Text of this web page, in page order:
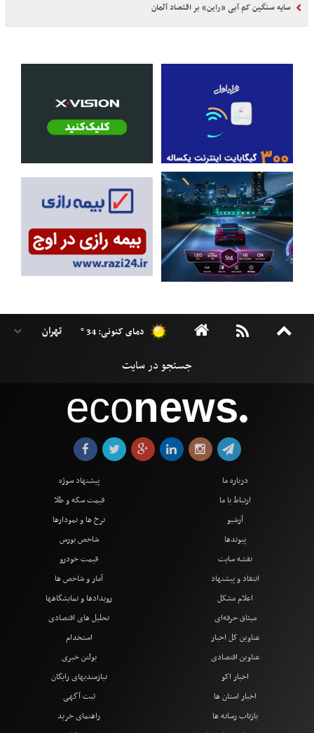
سایه سنگین کم آبی «راین» بر اقتصاد آلمان
دمای کنونی: 34 °
econews●
درباره ما
ارتباط با ما
آرشیو
پیوندها
نقشه سایت
انتقاد و پیشنهاد
اعلام مشکل
میثاق حرفه‌ای
پیشنهاد سوژه
قیمت سکه و طلا
نرخ ها و نمودارها
شاخص بورس
قیمت خودرو
آمار و شاخص ها
رویدادها و نمایشگاهها
تحلیل های اقتصادی
عناوین کل اخبار
عناوین اقتصادی
اخبار اکو
اخبار استان ها
بازتاب رسانه ها
استخدام
بولتن خبری
نیازمندیهای رایگان
ثبت آگهی
راهنمای خرید